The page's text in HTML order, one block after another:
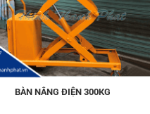
BÀN NÂNG ĐIỆN 300KG